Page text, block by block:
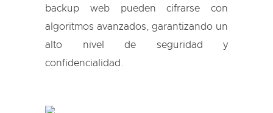
backup web pueden cifrarse con
algoritmos avanzados, garantizando un
alto nivel de seguridad y
confidencialidad.